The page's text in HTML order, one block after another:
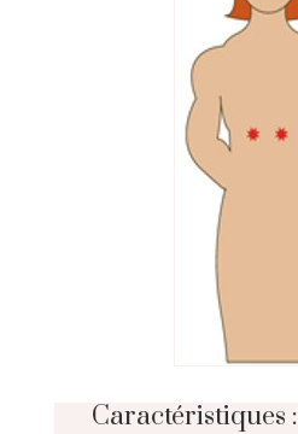
Caractéristiques :